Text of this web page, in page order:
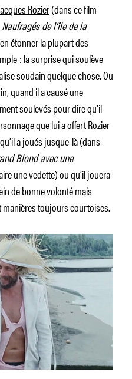
Rozier(dans ce film
de l’île de la
étonner la plupart des
: la surprise qui soulève
soudain quelque chose. Ou
quand il a causé une
soulevés pour dire qu’il
que lui a offert Rozier
a joués jusque-là (dans
Blond avec une
une vedette) ou qu’il jouera
de bonne volonté mais
manières toujours courtoises.